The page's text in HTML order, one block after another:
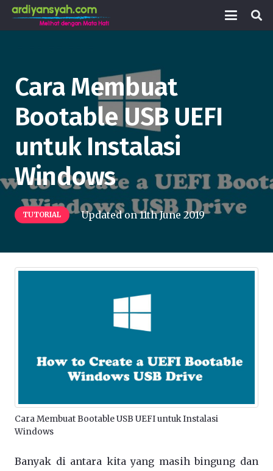
Cara Membuat
Bootable USB UEFI
untuk Instalasi
Windows
TUTORIAL Updated on11th June 2019
Cara Membuat Bootable USB UEFI untuk Instalasi
Windows
Banyak di antara kita yang masih bingung dan